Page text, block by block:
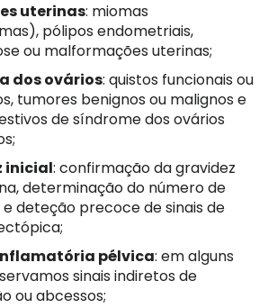
uterinas: miomas
pólipos endometriais,
ou malformações uterinas;
dos ovários: quistos funcionais ou
tumores benignos ou malignos e
de síndrome dos ovários
inicial: confirmação da gravidez
determinação do número de
deteção precoce de sinais de
pélvica: em alguns
sinais indiretos de
ou abcessos;